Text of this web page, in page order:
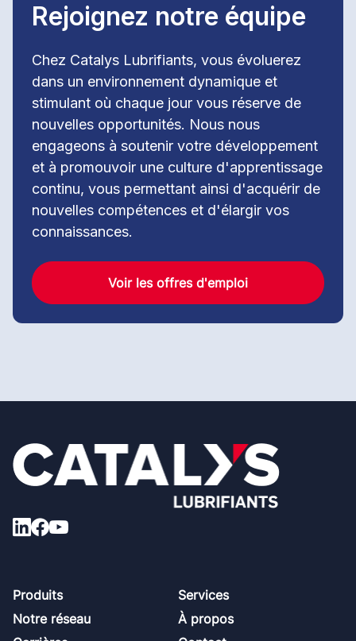
Rejoignez notre équipe
Chez Catalys Lubrifiants, vous évoluerez
dans un environnement dynamique et
stimulant où chaque jour vous réserve de
nouvelles opportunités. Nous nous
engageons à soutenir votre développement
et à promouvoir une culture d'apprentissage
continu, vous permettant ainsi d'acquérir de
nouvelles compétences et d'élargir vos
connaissances.
Voir les offres d'emploi
Footer
Produits
Services
Notre réseau
À propos